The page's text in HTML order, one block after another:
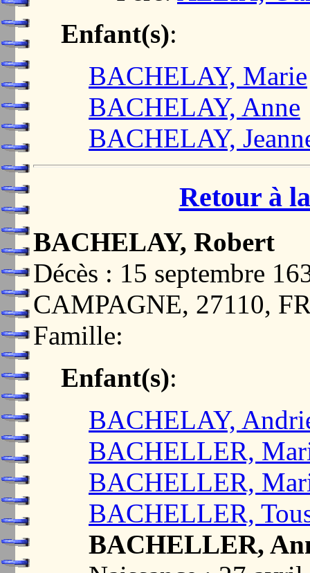
Enfant(s):
BACHELAY, Marie
BACHELAY, Anne
BACHELAY,
Retour à
BACHELAY, Robert
Décès : 15 septembre
CAMPAGNE, 27110,
Famille:
Enfant(s):
BACHELAY,
BACHELLER,
BACHELLER,
BACHELLER,
BACHELLER,